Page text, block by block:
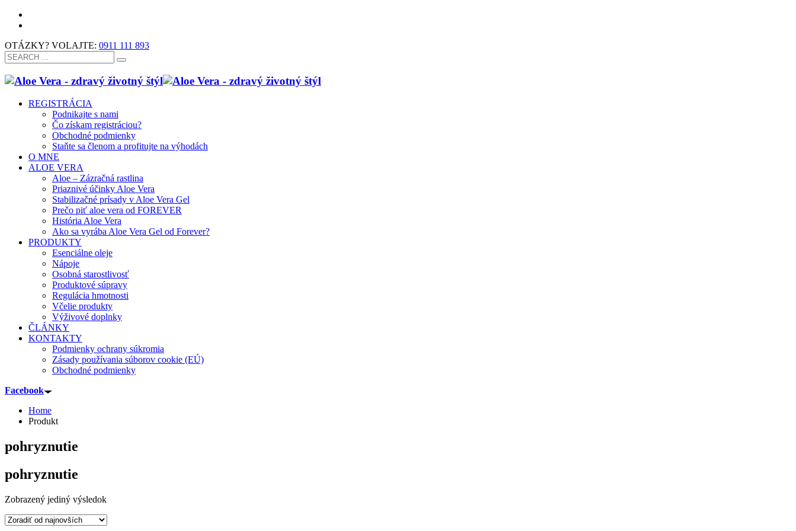
OTÁZKY? VOLAJTE: 0911 111 893
REGISTRÁCIA
Podnikajte s nami
Čo získam registráciou?
Obchodné podmienky
Staňte sa členom a profitujte na výhodách
O MNE
ALOE VERA
Aloe – Zázračná rastlina
Priaznivé účinky Aloe Vera
Stabilizačné prísady v Aloe Vera Gel
Prečo piť aloe vera od FOREVER
História Aloe Vera
Ako sa vyrába Aloe Vera Gel od Forever?
PRODUKTY
Esenciálne oleje
Nápoje
Osobná starostlivosť
Produktové súpravy
Regulácia hmotnosti
Včelie produkty
Výživové doplnky
ČLÁNKY
KONTAKTY
Podmienky ochrany súkromia
Zásady používania súborov cookie (EÚ)
Obchodné podmienky
Facebook
Home
Produkt
pohryznutie
pohryznutie
Zobrazený jediný výsledok